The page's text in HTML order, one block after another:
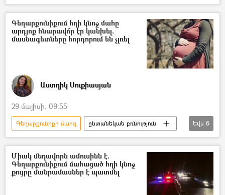
արհեստական բանականություն
Մխիթար Հայրապետյան
գերհամակարգիչ
Գեղարքունիքում հղի կնոջ մահը
արդյոք հնարավո՞ր էր կանխել.
մասնագետները հորդորում են չլռել
Աստղիկ Սուքիասյան
29 մայիսի, 09:55
Գեղարքունիքի մարզ
ընտանեկան բռնություն
Կին
հղի
ամուսին
ավտոմեքենա
Սպանություն
Հեղինակներ
Եվս 6
Միակ մեղավորն ամուսինն է.
Գեղարքունիքում մահացած հղի կնոջ
քույրը մանրամասներ է պատմել